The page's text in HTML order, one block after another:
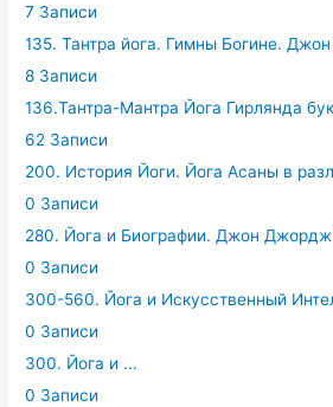
7 Записи
135. Тантра йога. Гимны Богине.
8 Записи
136.Тантра-Мантра Йога Гирлянда
62 Записи
200. История Йоги. Йога Асаны в
0 Записи
280. Йога и Биографии. Джон
0 Записи
300-560. Йога и Искусственный
0 Записи
300. Йога и ...
0 Записи